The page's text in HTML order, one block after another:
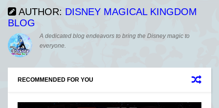
AUTHOR: DISNEY MAGICAL KINGDOM
BLOG
A dedicated blog endeavors to bring the Disney magic to
everyone.
RECOMMENDED FOR YOU